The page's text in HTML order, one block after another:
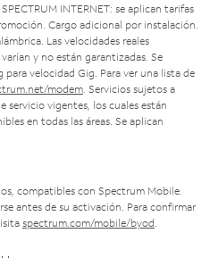
INTERNET: se aplican tarifas
Cargo adicional por instalación.
Las velocidades reales
y no están garantizadas. Se
velocidad Gig. Para ver una lista de
modem . Servicios sujetos a
servicio vigentes, los cuales están
en todas las áreas. Se aplican
compatibles con Spectrum Mobile.
antes de su activación. Para confirmar
spectrum.com/mobile/byod